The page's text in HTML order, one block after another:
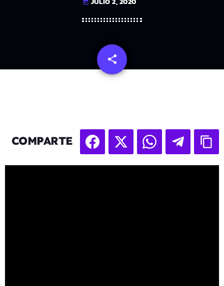
today
share
email
COMPARTE